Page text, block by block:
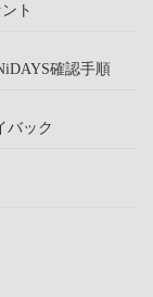
ト
確認手順
バック